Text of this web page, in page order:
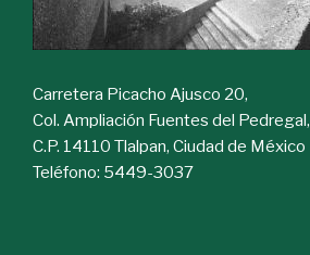
Carretera Picacho Ajusco 20,
Col. Ampliación Fuentes del Pedregal,
C.P. 14110 Tlalpan, Ciudad de México
Teléfono: 5449-3037